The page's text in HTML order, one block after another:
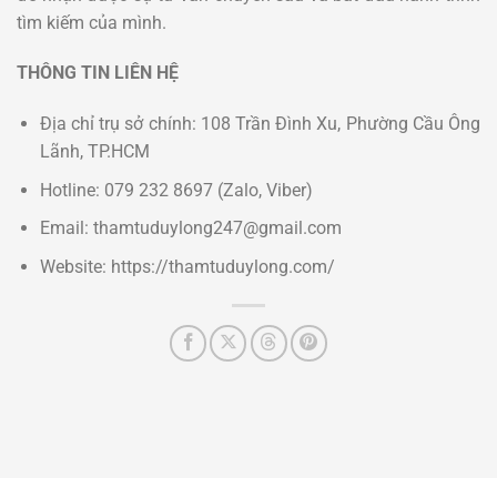
tìm kiếm của mình.
THÔNG TIN LIÊN HỆ
Địa chỉ trụ sở chính: 108 Trần Đình Xu, Phường Cầu Ông
Lãnh, TP.HCM
Hotline: 079 232 8697 (Zalo, Viber)
Email: thamtuduylong247@gmail.com
Website: https://thamtuduylong.com/